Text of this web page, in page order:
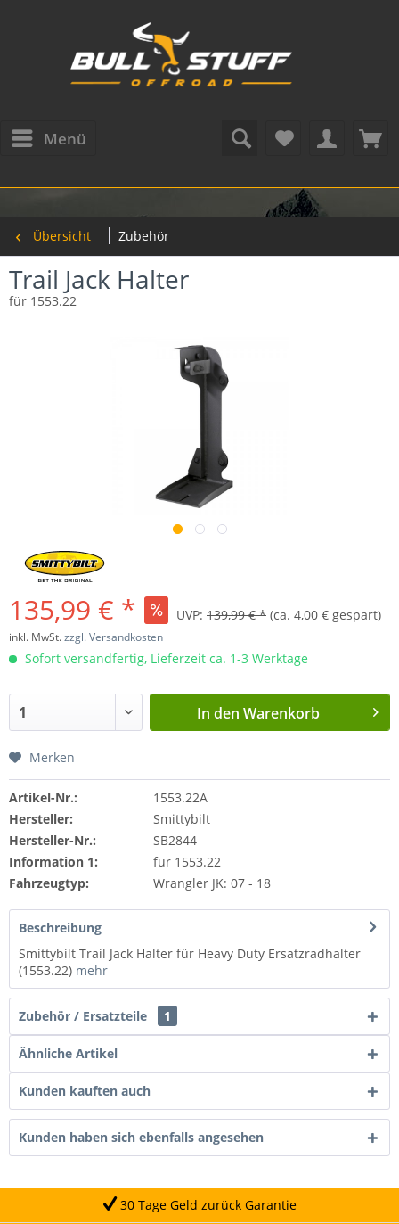
Menü
Übersicht Zubehör
Trail Jack Halter
für 1553.22
135,99 € * UVP: 139,99 € * (ca. 4,00 € gespart)
inkl. MwSt.zzgl. Versandkosten
Sofort versandfertig, Lieferzeit ca. 1-3 Werktage
In den Warenkorb
Merken
Artikel-Nr.:
1553.22A
Hersteller:
Smittybilt
Hersteller-Nr.:
SB2844
Information 1:
für 1553.22
Fahrzeugtyp:
Wrangler JK: 07 - 18
Beschreibung
Smittybilt Trail Jack Halter für Heavy Duty Ersatzradhalter
(1553.22) mehr
Zubehör / Ersatzteile 1
Ähnliche Artikel
Kunden kauften auch
Kunden haben sich ebenfalls angesehen
30 Tage Geld zurück Garantie